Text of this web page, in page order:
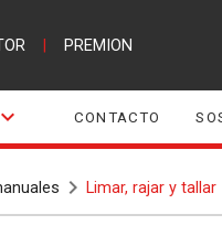
PREMION
CONTACTO
Limar, rajar y tallar